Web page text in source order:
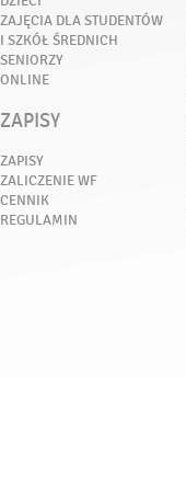
ZAJĘCIA DLA STUDENTÓW
I SZKÓŁ ŚREDNICH
SENIORZY
ONLINE
ZAPISY
ZAPISY
ZALICZENIE WF
CENNIK
REGULAMIN